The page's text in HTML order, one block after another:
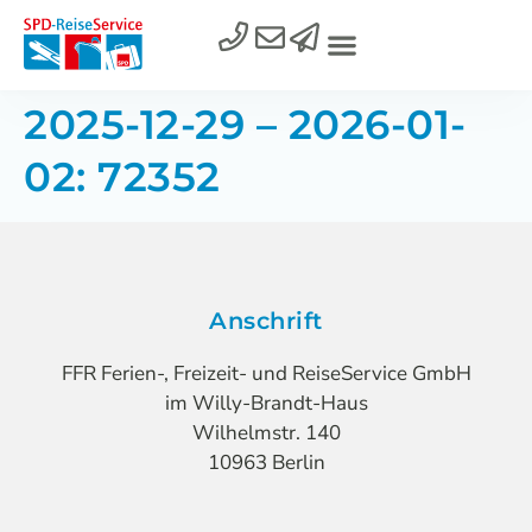
2025-12-29 – 2026-01-
02: 72352
Anschrift
FFR Ferien-, Freizeit- und ReiseService GmbH
im Willy-Brandt-Haus
Wilhelmstr. 140
10963 Berlin